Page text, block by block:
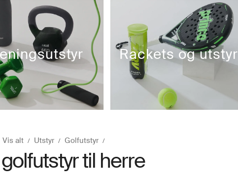
Rackets og utstyr
Vis alt Utstyr Golfutstyr
til herre